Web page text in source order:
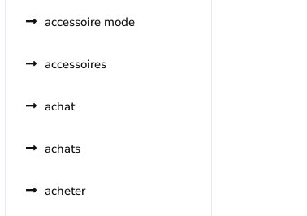
accessoire mode
accessoires
achat
achats
acheter